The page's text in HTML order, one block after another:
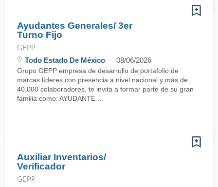
Ayudantes Generales/ 3er
Turno Fijo
GEPP
Todo Estado De México 08/06/2026
Grupo GEPP empresa de desarrollo de portafolio de
marcas líderes con presencia a nivel nacional y más de
40,000 colaboradores, te invita a formar parte de su gran
familia como: AYUDANTE ...
Auxiliar Inventarios/
Verificador
GEPP